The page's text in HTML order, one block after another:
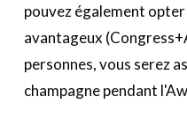
pouvez également
avantageux
personnes, vous serez
champagne pendant